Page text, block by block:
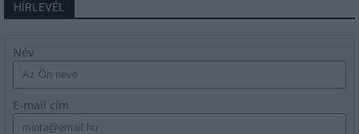
HÍRLEVÉL
Név
E-mail cím